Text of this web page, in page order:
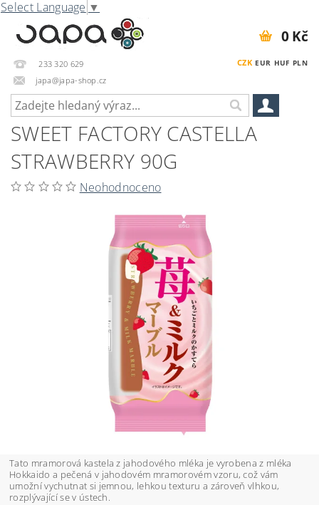
Select Language ▼
233 320 629
japa@japa-shop.cz
CZK EUR HUF PLN
0 Kč
SWEET FACTORY CASTELLA
STRAWBERRY 90G
Neohodnoceno
Tato mramorová kastela z jahodového mléka je vyrobena z mléka
Hokkaido a pečená v jahodovém mramorovém vzoru, což vám
umožní vychutnat si jemnou, lehkou texturu a zároveň vlhkou,
rozplývající se v ústech.